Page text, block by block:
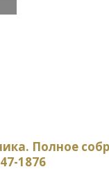
Полное
1876